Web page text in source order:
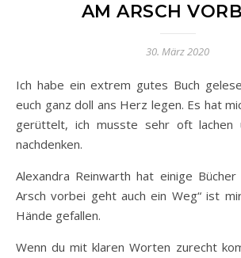
AM ARSCH
30. März 2020
Ich habe ein extrem gutes Buch gelesen und möchte es
euch ganz doll ans Herz legen. Es hat
gerüttelt, ich musste sehr oft lachen
nachdenken.
Alexandra Reinwarth hat einige Bücher
Arsch vorbei geht auch ein Weg“ ist
Hände gefallen.
Wenn du mit klaren Worten zurecht